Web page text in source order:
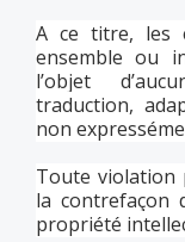
A ce titre, les
ensemble ou
l’objet
traduction,
non
Toute violation
la contrefaçon
propriété